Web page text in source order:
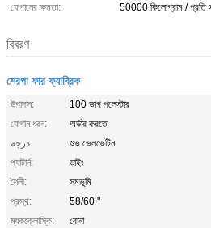
যোগানের ক্ষমতা:
50000 কিলোগ্রাম / প্রতি
বিবরণ
শেরপা ফার ফ্যাব্রিক
উপাদান:
100 ভাগ পলেস্টার
যোগান ধরন:
অর্ডার করতে
درجه:
শুভ ভেলভেটিন
প্যাটার্ন:
ডাইং
শৈলী:
সমভূমি
প্রস্থ:
58/60 "
ম্যকক্লোস্কি:
বোনা